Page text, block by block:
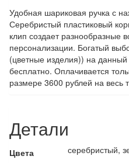
Удобная шариковая ручка с
Серебристый пластиковый
клип создает разнообразные
персонализации. Богатый
(цветные изделия)) на данный
бесплатно. Оплачивается
размере 3600 рублей на весь
Детали
Цвета
серебристый,